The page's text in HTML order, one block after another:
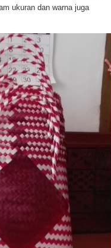
ukuran dan warna juga